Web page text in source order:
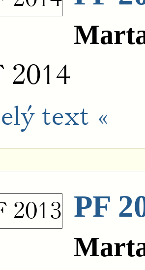
2014
text «
PF